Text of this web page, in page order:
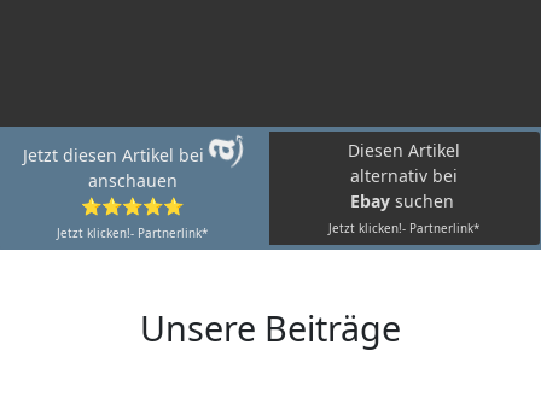
Jetzt diesen Artikel bei
anschauen
⭐⭐⭐⭐⭐
Jetzt klicken!- Partnerlink*
Diesen Artikel
alternativ bei
Ebay suchen
Jetzt klicken!- Partnerlink*
Unsere Beiträge